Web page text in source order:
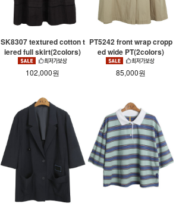
SK8307 textured cotton t
iered full skirt(2colors)
102,000원
PT5242 front wrap cropp
ed wide PT(2colors)
85,000원